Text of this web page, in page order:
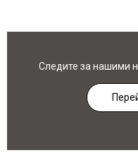
Следите за нашими